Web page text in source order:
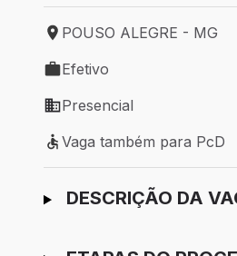
Local de trabalho: POUSO
POUSO ALEGRE - MG
Tipo de vaga: Efetivo
Efetivo
Modelo de trabalho:
Presencial
Vaga também para PcD
Vaga também para PcD
Ir para candidatura
DESCRIÇÃO DA